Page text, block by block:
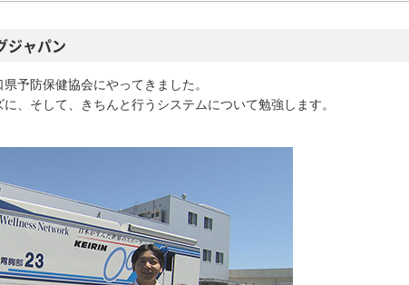
ジャパン
予防保健協会にやってきました。
して、きちんと行うシステムについて勉強します。